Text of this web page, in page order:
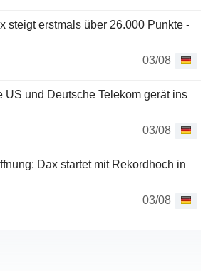
steigt erstmals über 26.000 Punkte -
03/08
US und Deutsche Telekom gerät ins
03/08
Dax startet mit Rekordhoch in
03/08